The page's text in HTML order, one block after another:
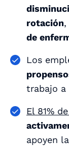
rotación,
de
Los
trabajo a
El 81%
apoyen